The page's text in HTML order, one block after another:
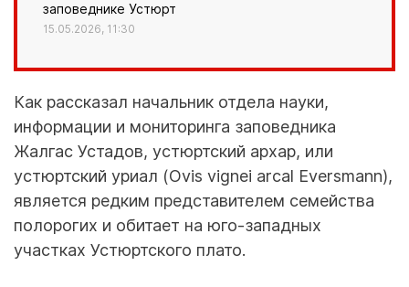
заповеднике Устюрт
15.05.2026, 11:30
Как рассказал начальник отдела науки,
информации и мониторинга заповедника
Жалгас Устадов, устюртский архар, или
устюртский уриал (Ovis vignei arcal Eversmann),
является редким представителем семейства
полорогих и обитает на юго-западных
участках Устюртского плато.